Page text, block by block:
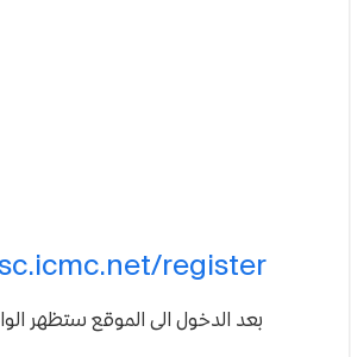
register
بعد الدخول الى الموقع ستظهر